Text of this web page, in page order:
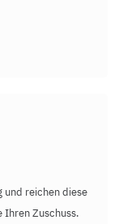
und reichen diese
Ihren Zuschuss.